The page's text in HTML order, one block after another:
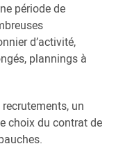
période de
d’activité,
plannings à
un
choix du contrat de